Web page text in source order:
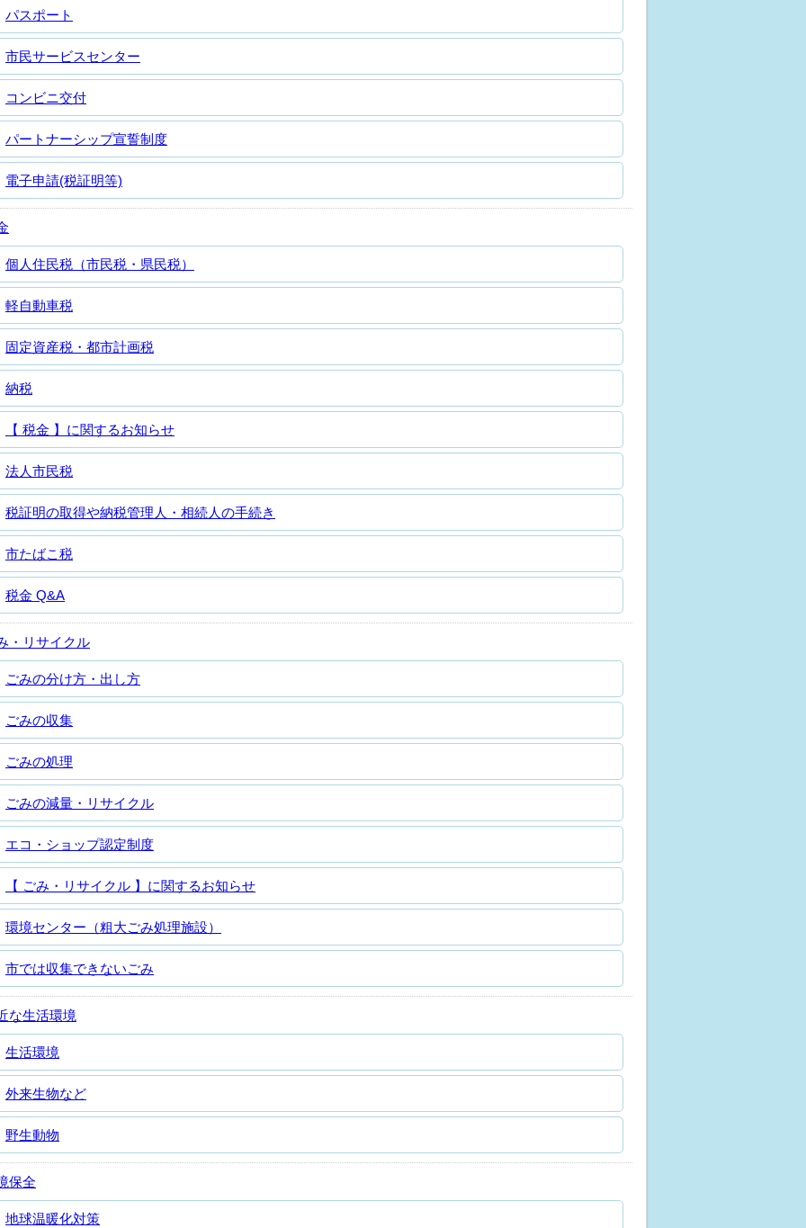
パスポート
市民サービスセンター
コンビニ交付
パートナーシップ宣誓制度
電子申請(税証明等)
個人住民税（市民税・県民税）
軽自動車税
固定資産税・都市計画税
納税
【 税金 】に関するお知らせ
法人市民税
税証明の取得や納税管理人・相続人の手続き
市たばこ税
税金 Q&A
・リサイクル
ごみの分け方・出し方
ごみの収集
ごみの処理
ごみの減量・リサイクル
エコ・ショップ認定制度
【 ごみ・リサイクル 】に関するお知らせ
環境センター（粗大ごみ処理施設）
市では収集できないごみ
な生活環境
生活環境
外来生物など
野生動物
保全
地球温暖化対策